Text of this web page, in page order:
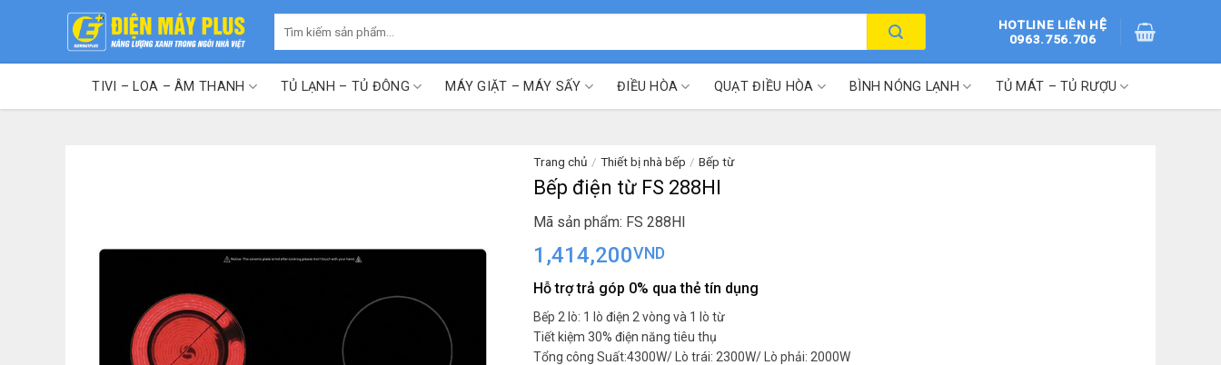
kiếm:
HOTLINE LIÊN HỆ
0963.756.706
TIVI – LOA – ÂM THANH TỦ LẠNH – TỦ ĐÔNG MÁY GIẶT – MÁY SẤY ĐIỀU HÒA QUẠT ĐIỀU HÒA BÌNH NÓNG LẠNH TỦ MÁT – TỦ RƯỢU
Trang chủ / Thiết bị nhà bếp / Bếp từ
Bếp điện từ FS 288HI
Mã sản phẩm: FS 288HI
1,414,200VND
Hỗ trợ trả góp 0% qua thẻ tín dụng
Bếp 2 lò: 1 lò điện 2 vòng và 1 lò từ
Tiết kiệm 30% điện năng tiêu thụ
Tổng công Suất:4300W/ Lò trái: 2300W/ Lò phải: 2000W